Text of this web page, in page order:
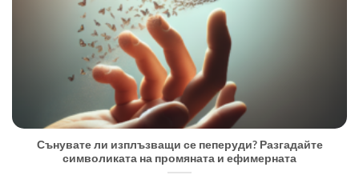
Сънувате ли изплъзващи се пеперуди? Разгадайте
символиката на промяната и ефимерната